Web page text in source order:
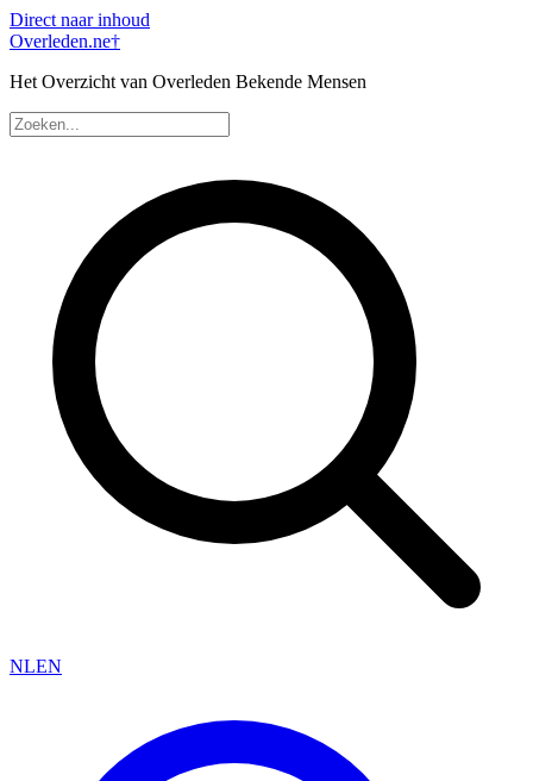
Direct naar inhoud
Overleden.ne†
Het Overzicht van Overleden Bekende Mensen
NLEN